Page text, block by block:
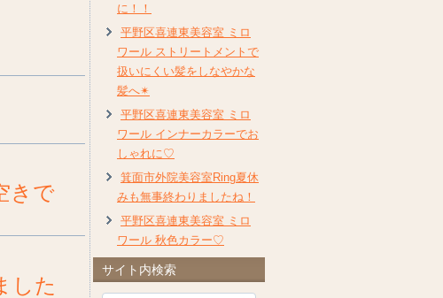
きで
した
に！！
平野区喜連東美容室 ミロ
ワール ストリートメントで
扱いにくい髪をしなやかな
髪へ✴︎
平野区喜連東美容室 ミロ
ワール インナーカラーでお
しゃれに♡
箕面市外院美容室Ring夏休
みも無事終わりましたね！
平野区喜連東美容室 ミロ
ワール 秋色カラー♡
サイト内検索